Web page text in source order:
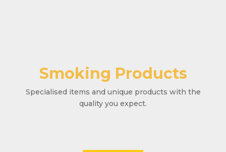
Smoking Products
Specialised items and unique products with the
quality you expect.